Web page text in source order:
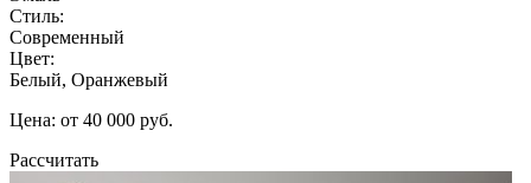
Стиль:
Современный
Цвет:
Белый, Оранжевый
Цена: от 40 000 руб.
Рассчитать